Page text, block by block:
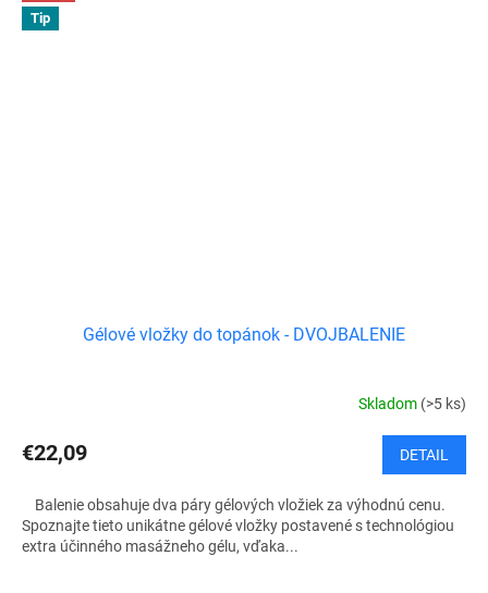
Tip
Gélové vložky do topánok - DVOJBALENIE
Skladom (>5 ks)
€22,09 DETAIL
Balenie obsahuje dva páry gélových vložiek za výhodnú cenu.
Spoznajte tieto unikátne gélové vložky postavené s technológiou
extra účinného masážneho gélu, vďaka...